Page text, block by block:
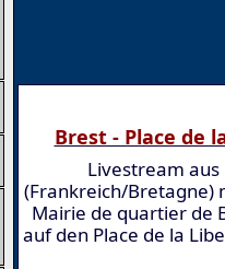
Brest - Place de
Livestream aus
(Frankreich/Bretagne)
Mairie de quartier de
auf den Place de la